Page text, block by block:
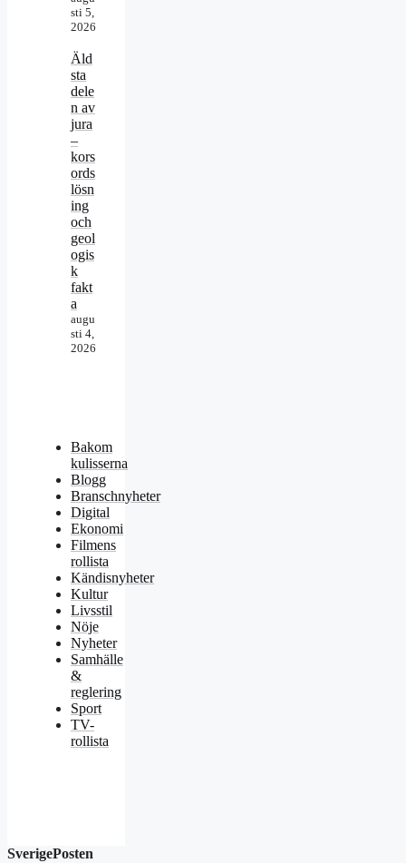
sti 5,
2026
Äld
sta
dele
n av
jura
–
kors
ords
lösn
ing
och
geol
ogis
k
fakt
a
augu
sti 4,
2026
Bakom
kulisserna
Blogg
Branschnyheter
Digital
Ekonomi
Filmens
rollista
Kändisnyheter
Kultur
Livsstil
Nöje
Nyheter
Samhälle
&
reglering
Sport
TV-
rollista
SverigePosten